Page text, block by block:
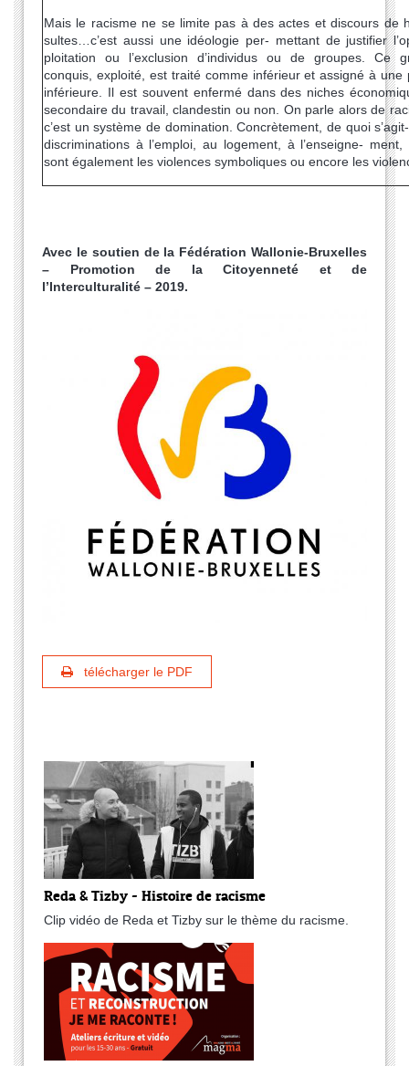
Mais le racisme ne se limite pas à des actes et discours de
sultes…c’est aussi une idéologie per- mettant de justifier
ploitation ou l’exclusion d’individus ou de groupes. Ce
conquis, exploité, est traité comme inférieur et assigné à une
inférieure. Il est souvent enfermé dans des niches
secondaire du travail, clandestin ou non. On parle alors de
c’est un système de domination. Concrètement, de quoi
discriminations à l’emploi, au logement, à l’enseigne-
sont également les violences symboliques ou encore les
Avec le soutien de la Fédération Wallonie-Bruxelles
– Promotion de la Citoyenneté et de
l’Interculturalité – 2019.
télécharger le PDF
Reda & Tizby - Histoire de racisme
Clip vidéo de Reda et Tizby sur le thème du racisme.